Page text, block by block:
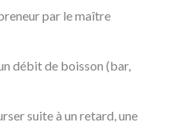
par le maître
débit de boisson (bar,
suite à un retard, une